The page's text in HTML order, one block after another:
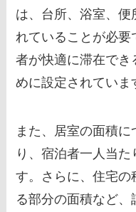
は、台所、浴室、便
れていることが必要
者が快適に滞在でき
めに設定されていま
また、居室の面積
り、宿泊者一人当
す。さらに、住宅の
る部分の面積など